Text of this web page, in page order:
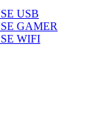
USB
GAMER
WIFI